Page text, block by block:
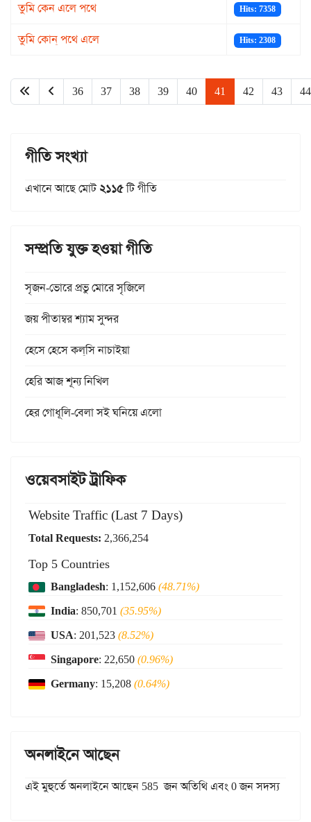
তুমি কেন এলে পথে Hits: 7358
তুমি কোন্ পথে এলে Hits: 2308
36 37 38 39 40 41 42 43 44
গীতি সংখ্যা
এখানে আছে মোট২১১৫টি গীতি
সম্প্রতি যুক্ত হওয়া গীতি
সৃজন-ভোরে প্রভু মোরে সৃজিলে
জয় পীতাম্বর শ্যাম সুন্দর
হেসে হেসে কল্‌সি নাচাইয়া
হেরি আজ শূন্য নিখিল
হের গোধূলি-বেলা সই ঘনিয়ে এলো
ওয়েবসাইট ট্রাফিক
Website Traffic (Last 7 Days)
Total Requests: 2,366,254
Top 5 Countries
Bangladesh: 1,152,606(48.71%)
India: 850,701 (35.95%)
USA: 201,523(8.52%)
Singapore: 22,650(0.96%)
Germany: 15,208(0.64%)
অনলাইনে আছেন
এই মুহুর্তে অনলাইনে আছেন 585 জন অতিথি এবং 0 জন সদস্য